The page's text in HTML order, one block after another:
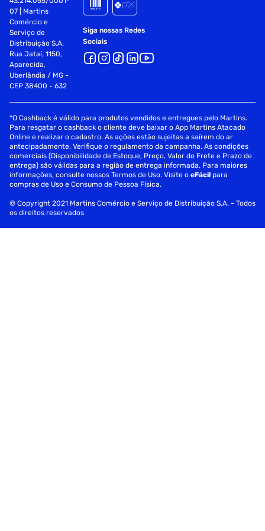
Armazenamento
Altura (em cm) 3.075
Cor
07 | Martins
Comércio e
Serviço de
Distribuição S.A.
Rua Jataí, 1150,
Aparecida,
Uberlândia / MG -
CEP 38400 - 632
Siga nossas Redes
Sociais
*O Cashback é válido para produtos vendidos e entregues pelo Martins.
Para resgatar o cashback o cliente deve baixar o App Martins Atacado
Online e realizar o cadastro. As ações estão sujeitas a saírem do ar
antecipadamente. Verifique o regulamento da campanha. As condições
comerciais (Disponibilidade de Estoque, Preço, Valor do Frete e Prazo de
entrega) são válidas para a região de entrega informada. Para maiores
informações, consulte nossos Termos de Uso. Visite oeFácil para
compras de Uso e Consumo de Pessoa Física.
© Copyright 2021 Martins Comércio e Serviço de Distribuição S.A. - Todos
os direitos reservados